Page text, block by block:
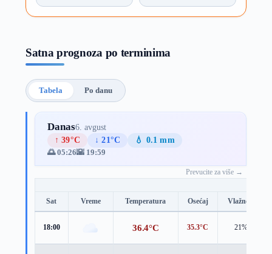
Satna prognoza po terminima
Tabela Po danu
Danas6. avgust
↑ 39°C
↓ 21°C
💧 0.1 mm
🌅 05:26🌇 19:59
Prevucite za više →
Sat Vreme Temperatura Osećaj Vlažnost
18:00 36.4°C 35.3°C 21%